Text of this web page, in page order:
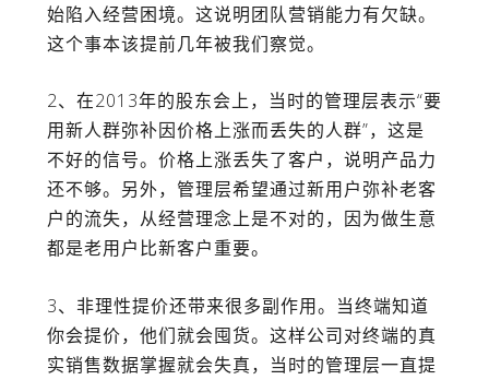
始陷入经营困境。这说明团队营销能力有欠缺。
这个事本该提前几年被我们察觉。
2、在2013年的股东会上，当时的管理层表示“要
用新人群弥补因价格上涨而丢失的人群”，这是
不好的信号。价格上涨丢失了客户，说明产品力
还不够。另外，管理层希望通过新用户弥补老客
户的流失，从经营理念上是不对的，因为做生意
都是老用户比新客户重要。
3、非理性提价还带来很多副作用。当终端知道
你会提价，他们就会囤货。这样公司对终端的真
实销售数据掌握就会失真，当时的管理层一直提